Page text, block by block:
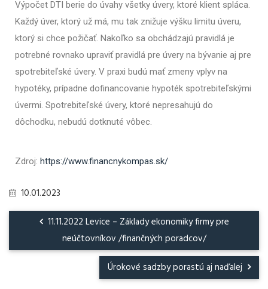
Výpočet DTI berie do úvahy všetky úvery, ktoré klient spláca.
Každý úver, ktorý už má, mu tak znižuje výšku limitu úveru,
ktorý si chce požičať. Nakoľko sa obchádzajú pravidlá je
potrebné rovnako upraviť pravidlá pre úvery na bývanie aj pre
spotrebiteľské úvery. V praxi budú mať zmeny vplyv na
hypotéky, prípadne dofinancovanie hypoték spotrebiteľskými
úvermi. Spotrebiteľské úvery, ktoré nepresahujú do
dôchodku, nebudú dotknuté vôbec.
Zdroj: https://www.financnykompas.sk/
10.01.2023
11.11.2022 Levice – Základy ekonomiky firmy pre
neúčtovníkov /finančných poradcov/
Úrokové sadzby porastú aj naďalej